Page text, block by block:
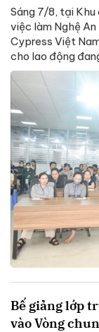
Sáng 7/8, tại Khu
việc làm Nghệ
Cypress Việt
cho lao động
Bế giảng lớp
vào Vòng